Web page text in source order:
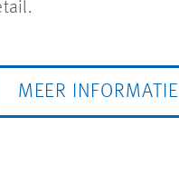
MEER INFORMATIE